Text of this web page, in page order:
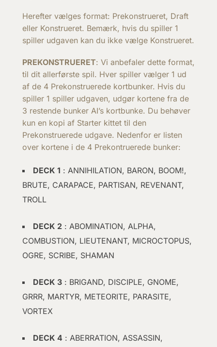
Herefter vælges format: Prekonstrueret, Draft
eller Konstrueret. Bemærk, hvis du spiller 1
spiller udgaven kan du ikke vælge Konstrueret.
PREKONSTRUERET: Vi anbefaler dette format,
til dit allerførste spil. Hver spiller vælger 1 ud
af de 4 Prekonstruerede kortbunker. Hvis du
spiller 1 spiller udgaven, udgør kortene fra de
3 restende bunker AI’s kortbunke. Du behøver
kun en kopi af Starter kittet til den
Prekonstruerede udgave. Nedenfor er listen
over kortene i de 4 Prekontruerede bunker:
DECK 1 : ANNIHILATION, BARON, BOOM!,
BRUTE, CARAPACE, PARTISAN, REVENANT,
TROLL
DECK 2 : ABOMINATION, ALPHA,
COMBUSTION, LIEUTENANT, MICROCTOPUS,
OGRE, SCRIBE, SHAMAN
DECK 3 : BRIGAND, DISCIPLE, GNOME,
GRRR, MARTYR, METEORITE, PARASITE,
VORTEX
DECK 4 : ABERRATION, ASSASSIN,